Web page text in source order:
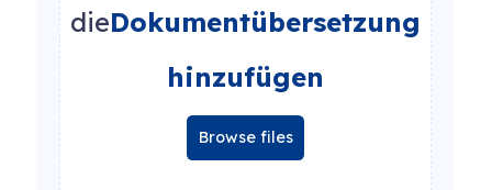
dieDokumentübersetzung
hinzufügen
Browse files